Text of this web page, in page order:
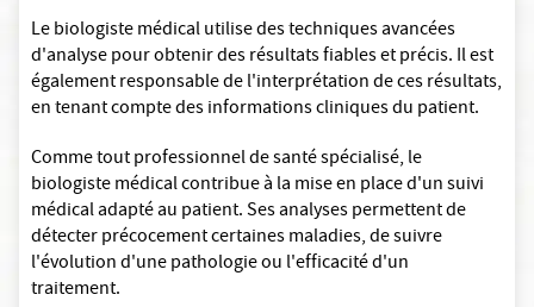
Le biologiste médical utilise des techniques avancées
d'analyse pour obtenir des résultats fiables et précis. Il est
également responsable de l'interprétation de ces résultats,
en tenant compte des informations cliniques du patient.
Comme tout professionnel de santé spécialisé, le
biologiste médical contribue à la mise en place d'un suivi
médical adapté au patient. Ses analyses permettent de
détecter précocement certaines maladies, de suivre
l'évolution d'une pathologie ou l'efficacité d'un
traitement.